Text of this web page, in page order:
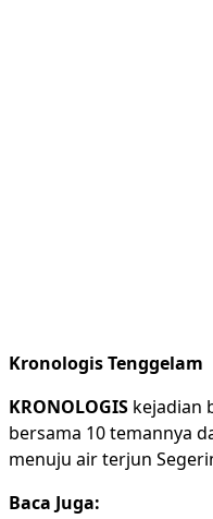
Kronologis Tenggelam
KRONOLOGIS kejadian
bersama 10 temannya
menuju air terjun
Baca Juga: